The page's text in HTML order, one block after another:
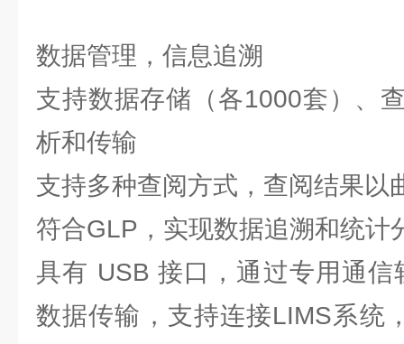
数据管理，信息追溯
支持数据存储（各1000套）、
析和传输
支持多种查阅方式，查阅结果以
符合GLP，实现数据追溯和统计
具有 USB 接口，通过专用通
数据传输，支持连接LIMS系统